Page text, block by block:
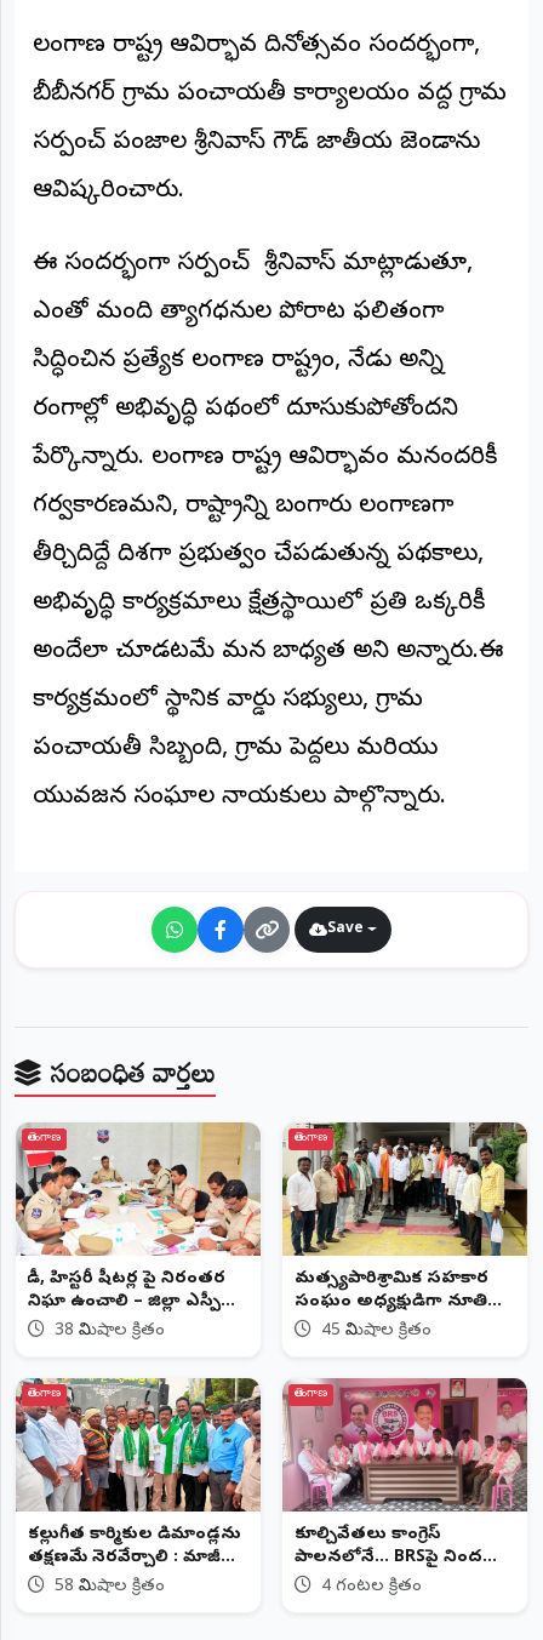
అంతర్జాతీయం
ఆర్టీఐ
డెస్క్
(REPORTERS
రిపోర్టర్లు
రిపోర్టర్‌గా
(Login)
©
2026
NTODAY
NEWS
పక్షం
తెలంగాణ రాష్ట్ర ఆవిర్భావ దినోత్సవం సందర్భంగా,
బీబీనగర్ గ్రామ పంచాయతీ కార్యాలయం వద్ద గ్రామ
సర్పంచ్ పంజాల శ్రీనివాస్ గౌడ్ జాతీయ జెండాను
ఆవిష్కరించారు.
ఈ సందర్భంగా సర్పంచ్ శ్రీనివాస్ మాట్లాడుతూ,
ఎంతో మంది త్యాగధనుల పోరాట ఫలితంగా
సిద్ధించిన ప్రత్యేక తెలంగాణ రాష్ట్రం, నేడు అన్ని
రంగాల్లో అభివృద్ధి పథంలో దూసుకుపోతోందని
పేర్కొన్నారు. తెలంగాణ రాష్ట్ర ఆవిర్భావం మనందరికీ
గర్వకారణమని, రాష్ట్రాన్ని బంగారు తెలంగాణగా
తీర్చిదిద్దే దిశగా ప్రభుత్వం చేపడుతున్న పథకాలు,
అభివృద్ధి కార్యక్రమాలు క్షేత్రస్థాయిలో ప్రతి ఒక్కరికీ
అందేలా చూడటమే మన బాధ్యత అని అన్నారు.ఈ
కార్యక్రమంలో స్థానిక వార్డు సభ్యులు, గ్రామ
పంచాయతీ సిబ్బంది, గ్రామ పెద్దలు మరియు
యువజన సంఘాల నాయకులు పాల్గొన్నారు.
Save
సంబంధిత వార్తలు
తెలంగాణ
రౌడీ, హిస్టరీ షీటర్ల పై నిరంతర
నిఘా ఉంచాలి – జిల్లా ఎస్పీ
అశోక్ కుమార్, ఐపీఎస్....
38 నిమిషాల క్రితం
తెలంగాణ
మత్స్యపారిశ్రామిక సహకార
సంఘం అధ్యక్షుడిగా నూతి
వెంకటేశం
45 నిమిషాల క్రితం
తెలంగాణ
కల్లుగీత కార్మికుల డిమాండ్లను
తక్షణమే నెరవేర్చాలి : మాజీ
ఎమ్మెల్యే చిరుమర్తి లింగయ్య
58 నిమిషాల క్రితం
తెలంగాణ
కూల్చివేతలు కాంగ్రెస్
పాలనలోనే... BRSపై నిందలు
రాజకీయ కక్షసాధింపే: మధిర
4 గంటల క్రితం